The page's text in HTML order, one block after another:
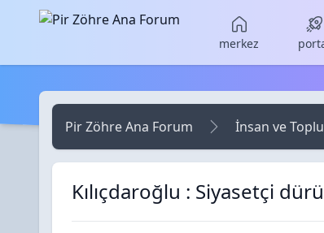
Skip to main content
merkez
Pir Zöhre Ana Forum İnsan ve
Kılıçdaroğlu : Siyasetçi